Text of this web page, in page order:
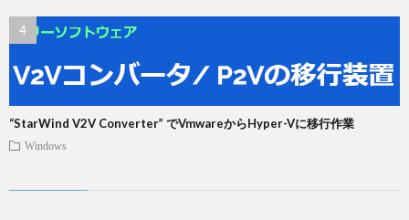
“StarWind V2V Converter” でVmwareからHyper-Vに移行作業
Windows